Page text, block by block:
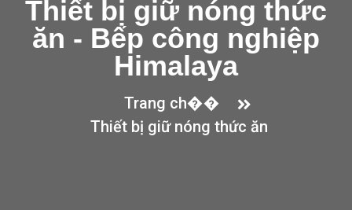
Thiết bị giữ nóng thức
ăn - Bếp công nghiệp
Himalaya
Trang ch��
Thiết bị giữ nóng thức ăn